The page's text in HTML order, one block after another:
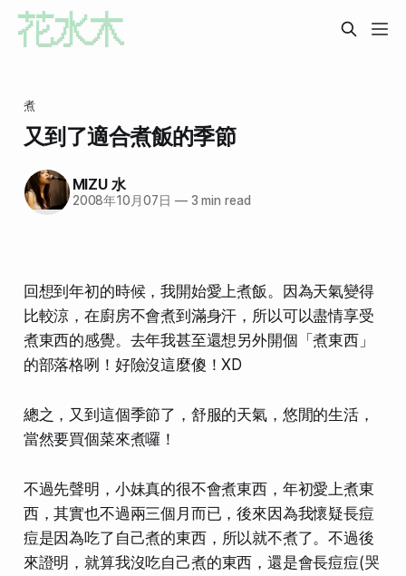
煮
又到了適合煮飯的季節
MIZU 水
2008年10月07日 —3 min read
回想到年初的時候，我開始愛上煮飯。因為天氣變得
比較涼，在廚房不會煮到滿身汗 ，所以可以盡情享受
煮東西的感覺。去年我甚至還想另外開個「煮東西」
的部落格咧！好險沒這麼傻！XD
總之，又到這個季節了，舒服的天氣，悠閒的生活，
當然要買個菜來煮囉！
不過先聲明，小妹真的很不會煮東西，年初愛上煮東
西，其實也不過兩三個月而已，後來因為我懷疑長痘
痘是因為吃了自己煮的東西，所以就不煮了。不過後
來證明， 就算我沒吃自己煮的東西，還是會長痘痘(哭